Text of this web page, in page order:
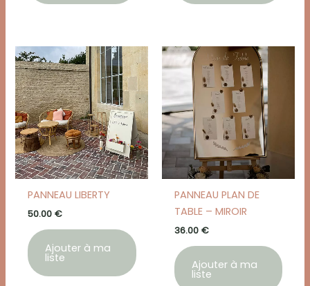
PANNEAU LIBERTY
50.00 €
Ajouter à ma
liste
PANNEAU PLAN DE
TABLE – MIROIR
36.00 €
Ajouter à ma
liste